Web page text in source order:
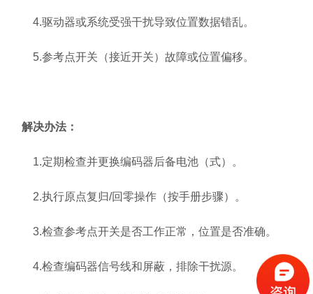
4.驱动器或系统受强干扰导致位置数据错乱。
5.参考点开关（接近开关）故障或位置偏移。
解决办法：
1.定期检查并更换编码器后备电池（式）。
2.执行原点复归/回零操作（按手册步骤）。
3.检查参考点开关是否工作正常，位置是否准确。
4.检查编码器信号线和屏蔽，排除干扰源。